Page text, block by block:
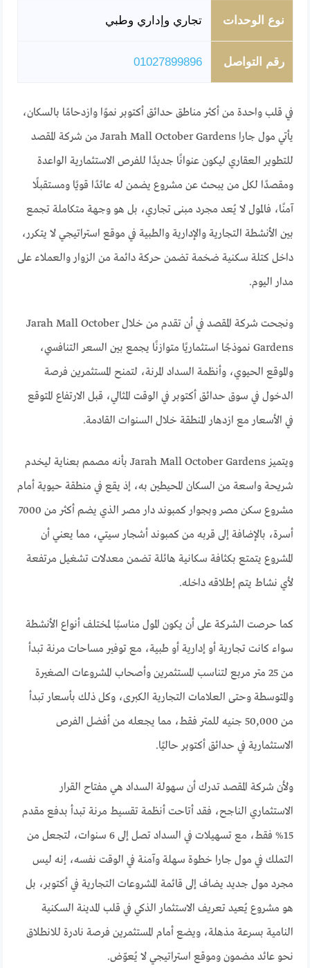
نوع الوحدات تجاري وإداري وطبي
رقم التواصل 01027899896
في قلب واحدة من أكثر مناطق حدائق أكتوبر نموًا وازدحامًا بالسكان،
يأتي مول جارا Jarah Mall October Gardens من شركة المقصد
للتطوير العقاري ليكون عنوانًا جديدًا للفرص الاستثمارية الواعدة
ومقصدًا لكل من يبحث عن مشروع يضمن له عائدًا قويًا ومستقبلًا
آمنًا، فالمول لا يُعد مجرد مبنى تجاري، بل هو وجهة متكاملة تجمع
بين الأنشطة التجارية والإدارية والطبية في موقع استراتيجي لا يتكرر،
داخل كتلة سكنية ضخمة تضمن حركة دائمة من الزوار والعملاء على
مدار اليوم.
ونجحت شركة المقصد في أن تقدم من خلال Jarah Mall October
Gardens نموذجًا استثماريًا متوازنًا يجمع بين السعر التنافسي،
والموقع الحيوي، وأنظمة السداد المرنة، لتمنح المستثمرين فرصة
الدخول في سوق حدائق أكتوبر في الوقت المثالي، قبل الارتفاع المتوقع
في الأسعار مع ازدهار المنطقة خلال السنوات القادمة.
ويتميز Jarah Mall October Gardens بأنه مصمم بعناية ليخدم
شريحة واسعة من السكان المحيطين به، إذ يقع في منطقة حيوية أمام
مشروع سكن مصر وبجوار كمبوند دار مصر الذي يضم أكثر من 7000
أسرة، بالإضافة إلى قربه من كمبوند أشجار سيتي، مما يعني أن
المشروع يتمتع بكثافة سكانية هائلة تضمن معدلات تشغيل مرتفعة
لأي نشاط يتم إطلاقه داخله.
كما حرصت الشركة على أن يكون المول مناسبًا لمختلف أنواع الأنشطة
سواء كانت تجارية أو إدارية أو طبية، مع توفير مساحات مرنة تبدأ
من 25 متر مربع لتناسب المستثمرين وأصحاب المشروعات الصغيرة
والمتوسطة وحتى العلامات التجارية الكبرى، وكل ذلك بأسعار تبدأ
من 50,000 جنيه للمتر فقط، مما يجعله من أفضل الفرص
الاستثمارية في حدائق أكتوبر حاليًا.
ولأن شركة المقصد تدرك أن سهولة السداد هي مفتاح القرار
الاستثماري الناجح، فقد أتاحت أنظمة تقسيط مرنة تبدأ بدفع مقدم
15% فقط، مع تسهيلات في السداد تصل إلى 6 سنوات، لتجعل من
التملك في مول جارا خطوة سهلة وآمنة في الوقت نفسه، إنه ليس
مجرد مول جديد يضاف إلى قائمة المشروعات التجارية في أكتوبر، بل
هو مشروع يُعيد تعريف الاستثمار الذكي في قلب المدينة السكنية
النامية بسرعة مذهلة، ويضع أمام المستثمرين فرصة نادرة للانطلاق
نحو عائد مضمون وموقع استراتيجي لا يُعوّض.